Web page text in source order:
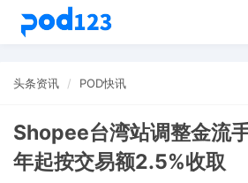
头条资讯 POD快讯
Shopee台湾站调整金流
年起按交易额2.5%收取